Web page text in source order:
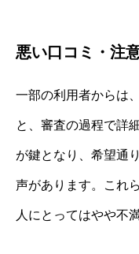
悪い口コミ・注
一部の利用者からは
と、審査の過程で詳
が鍵となり、希望通
声があります。これ
人にとってはやや不